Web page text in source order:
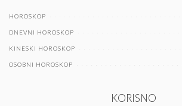
HOROSKOP
DNEVNI HOROSKOP
KINESKI HOROSKOP
OSOBNI HOROSKOP
KORISNO